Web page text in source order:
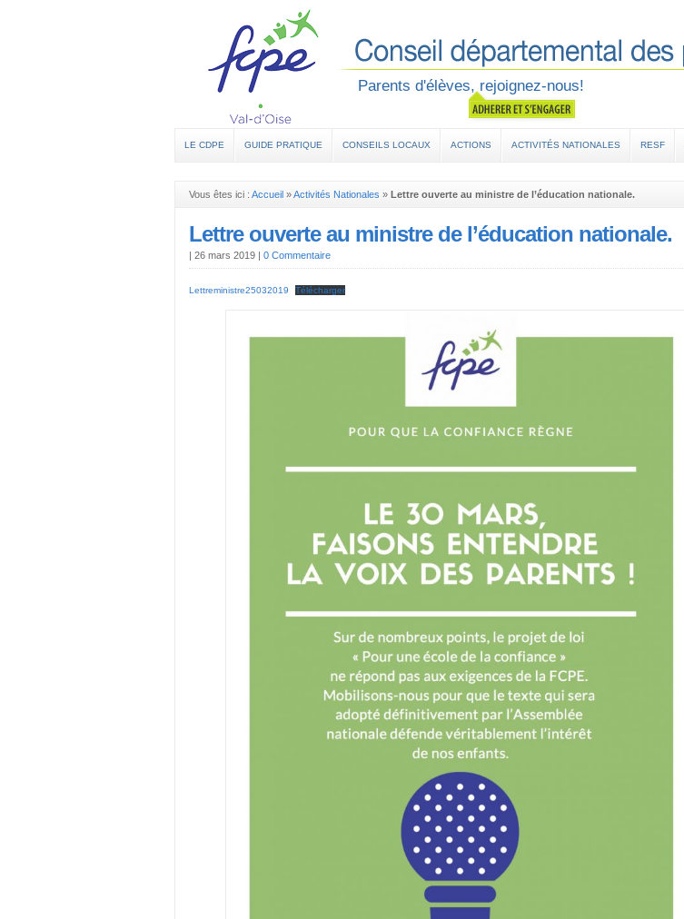
Parents d'élèves, rejoignez-nous!
LE CDPE GUIDE PRATIQUE CONSEILS LOCAUX ACTIONS ACTIVITÉS NATIONALES RESF
Vous êtes ici : Accueil »Activités Nationales » Lettre ouverte au ministre de l’éducation nationale.
Lettre ouverte au ministre de l’éducation nationale.
| 26 mars 2019 | 0 Commentaire
Lettreministre25032019 Télécharger